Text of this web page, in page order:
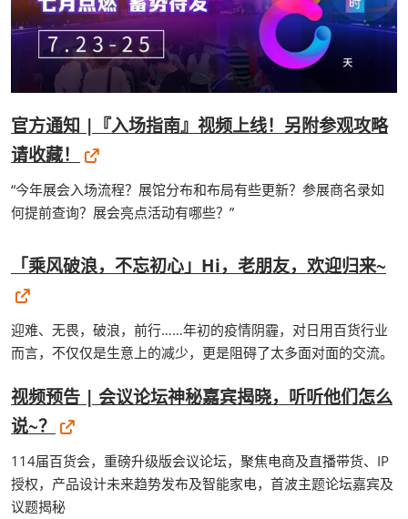
官方通知 |『入场指南』视频上线！另附参观攻略
请收藏！
“今年展会入场流程？展馆分布和布局有些更新？参展商名录如
何提前查询？展会亮点活动有哪些？”
「乘风破浪，不忘初心」Hi，老朋友，欢迎归来~
迎难、无畏，破浪，前行……年初的疫情阴霾，对日用百货行业
而言，不仅仅是生意上的减少，更是阻碍了太多面对面的交流。
视频预告 | 会议论坛神秘嘉宾揭晓，听听他们怎么
说~？
114届百货会，重磅升级版会议论坛，聚焦电商及直播带货、IP
授权，产品设计未来趋势发布及智能家电，首波主题论坛嘉宾及
议题揭秘